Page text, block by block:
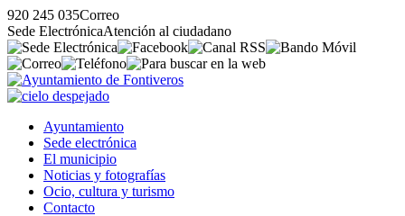
920 245 035Correo
Sede ElectrónicaAtención al ciudadano
Ayuntamiento
Sede electrónica
El municipio
Noticias y fotografías
Ocio, cultura y turismo
Contacto